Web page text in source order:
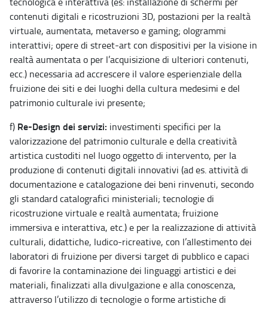
contenuti digitali e ricostruzioni 3D, postazioni per la realtà
virtuale, aumentata, metaverso e gaming; ologrammi
interattivi; opere di street-art con dispositivi per la visione in
realtà aumentata o per l’acquisizione di ulteriori contenuti,
ecc.) necessaria ad accrescere il valore esperienziale della
fruizione dei siti e dei luoghi della cultura medesimi e del
patrimonio culturale ivi presente;
f) Re-Design dei servizi: investimenti specifici per la
valorizzazione del patrimonio culturale e della creatività
artistica custoditi nel luogo oggetto di intervento, per la
produzione di contenuti digitali innovativi (ad es. attività di
documentazione e catalogazione dei beni rinvenuti, secondo
gli standard catalografici ministeriali; tecnologie di
ricostruzione virtuale e realtà aumentata; fruizione
immersiva e interattiva, etc.) e per la realizzazione di attività
culturali, didattiche, ludico-ricreative, con l’allestimento dei
laboratori di fruizione per diversi target di pubblico e capaci
di favorire la contaminazione dei linguaggi artistici e dei
materiali, finalizzati alla divulgazione e alla conoscenza,
attraverso l’utilizzo di tecnologie o forme artistiche di